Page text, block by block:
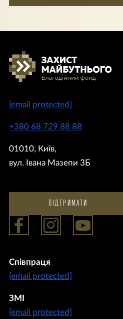
[email protected]
+380 68 729 88 88
01010, Київ,
вул. Івана Мазепи 3Б
Співпраця
[email protected]
ЗМІ
[email protected]
ПІДТРИМАТИ